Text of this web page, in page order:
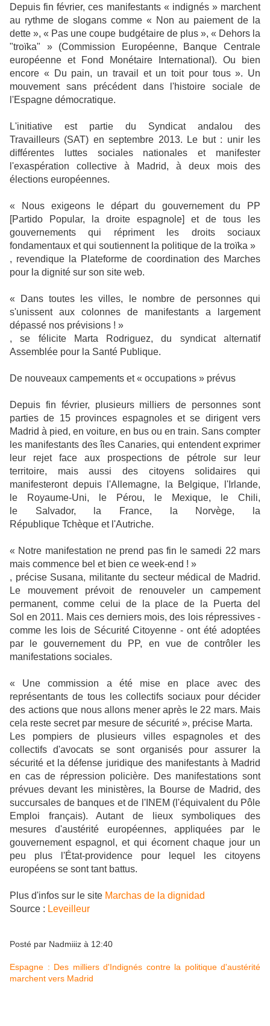
Depuis fin février, ces manifestants « indignés » marchent
au rythme de slogans comme « Non au paiement de la
dette », « Pas une coupe budgétaire de plus », « Dehors la
"troïka" » (Commission Européenne, Banque Centrale
européenne et Fond Monétaire International). Ou bien
encore « Du pain, un travail et un toit pour tous ». Un
mouvement sans précédent dans l'histoire sociale de
l'Espagne démocratique.
L'initiative est partie du Syndicat andalou des
Travailleurs (SAT) en septembre 2013. Le but : unir les
différentes luttes sociales nationales et manifester
l'exaspération collective à Madrid, à deux mois des
élections européennes.
« Nous exigeons le départ du gouvernement du PP
[Partido Popular, la droite espagnole] et de tous les
gouvernements qui répriment les droits sociaux
fondamentaux et qui soutiennent la politique de la troïka »
, revendique la Plateforme de coordination des Marches
pour la dignité sur son site web.
« Dans toutes les villes, le nombre de personnes qui
s'unissent aux colonnes de manifestants a largement
dépassé nos prévisions ! »
, se félicite Marta Rodriguez, du syndicat alternatif
Assemblée pour la Santé Publique.
De nouveaux campements et « occupations » prévus
Depuis fin février, plusieurs milliers de personnes sont
parties de 15 provinces espagnoles et se dirigent vers
Madrid à pied, en voiture, en bus ou en train. Sans compter
les manifestants des îles Canaries, qui entendent exprimer
leur rejet face aux prospections de pétrole sur leur
territoire, mais aussi des citoyens solidaires qui
manifesteront depuis l'Allemagne, la Belgique, l'Irlande,
le Royaume-Uni, le Pérou, le Mexique, le Chili,
le Salvador, la France, la Norvège, la
République Tchèque et l'Autriche.
« Notre manifestation ne prend pas fin le samedi 22 mars
mais commence bel et bien ce week-end ! »
, précise Susana, militante du secteur médical de Madrid.
Le mouvement prévoit de renouveler un campement
permanent, comme celui de la place de la Puerta del
Sol en 2011. Mais ces derniers mois, des lois répressives -
comme les lois de Sécurité Citoyenne - ont été adoptées
par le gouvernement du PP, en vue de contrôler les
manifestations sociales.
« Une commission a été mise en place avec des
représentants de tous les collectifs sociaux pour décider
des actions que nous allons mener après le 22 mars. Mais
cela reste secret par mesure de sécurité », précise Marta.
Les pompiers de plusieurs villes espagnoles et des
collectifs d'avocats se sont organisés pour assurer la
sécurité et la défense juridique des manifestants à Madrid
en cas de répression policière. Des manifestations sont
prévues devant les ministères, la Bourse de Madrid, des
succursales de banques et de l'INEM (l'équivalent du Pôle
Emploi français). Autant de lieux symboliques des
mesures d'austérité européennes, appliquées par le
gouvernement espagnol, et qui écornent chaque jour un
peu plus l'État-providence pour lequel les citoyens
européens se sont tant battus.
Plus d'infos sur le site Marchas de la dignidad
Source : Leveilleur
Posté par Nadmiiiz à 12:40
Espagne : Des milliers d'Indignés contre la politique d'austérité
marchent vers Madrid